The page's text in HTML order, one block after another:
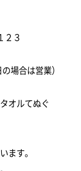
２３
場合は営業）
オルてぬぐ
ます。